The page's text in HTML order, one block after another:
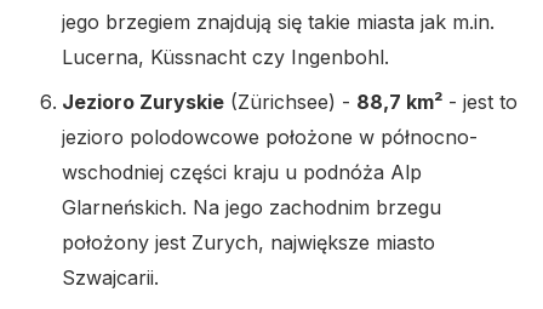
jego brzegiem znajdują się takie miasta jak m.in.
Lucerna, Küssnacht czy Ingenbohl.
Jezioro Zuryskie (Zürichsee) - 88,7 km² - jest to
jezioro polodowcowe położone w północno-
wschodniej części kraju u podnóża Alp
Glarneńskich. Na jego zachodnim brzegu
położony jest Zurych, największe miasto
Szwajcarii.